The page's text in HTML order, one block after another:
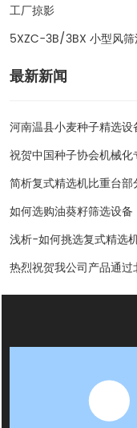
工厂掠影
5XZC-3B/3BX 小型风
最新新闻
河南温县小麦种子精选
祝贺中国种子协会机械
简析复式精选机比重台
如何选购油葵籽筛选设备
浅析-如何挑选复式精选
热烈祝贺我公司产品通